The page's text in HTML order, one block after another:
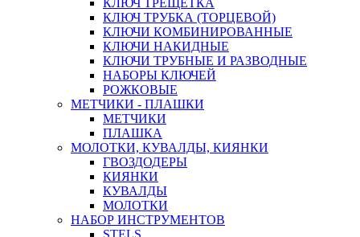
КЛЮЧ ТРЕЩЕТКА
КЛЮЧ ТРУБКА (ТОРЦЕВОЙ)
КЛЮЧИ КОМБИНИРОВАННЫЕ
КЛЮЧИ НАКИДНЫЕ
КЛЮЧИ ТРУБНЫЕ И РАЗВОДНЫЕ
НАБОРЫ КЛЮЧЕЙ
РОЖКОВЫЕ
МЕТЧИКИ - ПЛАШКИ
МЕТЧИКИ
ПЛАШКА
МОЛОТКИ, КУВАЛДЫ, КИЯНКИ
ГВОЗДОДЕРЫ
КИЯНКИ
КУВАЛДЫ
МОЛОТКИ
НАБОР ИНСТРУМЕНТОВ
STELS